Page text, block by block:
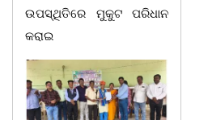
ଉପସ୍ଥିତିରେ ମୁକୁଟ ପରିଧାନ
କରାଇ